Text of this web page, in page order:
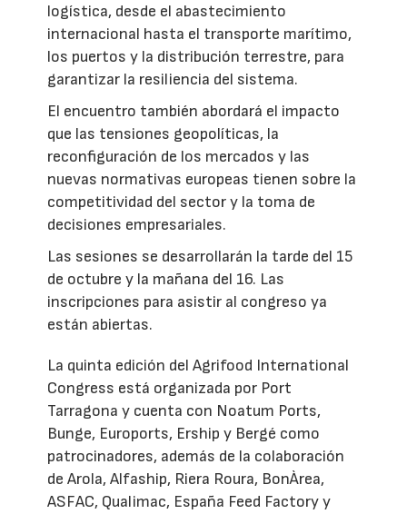
logística, desde el abastecimiento
internacional hasta el transporte marítimo,
los puertos y la distribución terrestre, para
garantizar la resiliencia del sistema.
El encuentro también abordará el impacto
que las tensiones geopolíticas, la
reconfiguración de los mercados y las
nuevas normativas europeas tienen sobre la
competitividad del sector y la toma de
decisiones empresariales.
Las sesiones se desarrollarán la tarde del 15
de octubre y la mañana del 16. Las
inscripciones para asistir al congreso ya
están abiertas.
La quinta edición del Agrifood International
Congress está organizada por Port
Tarragona y cuenta con Noatum Ports,
Bunge, Euroports, Ership y Bergé como
patrocinadores, además de la colaboración
de Arola, Alfaship, Riera Roura, BonÀrea,
ASFAC, Qualimac, España Feed Factory y